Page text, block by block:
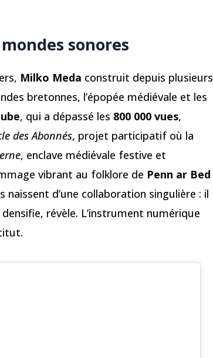
sonores
Milko Meda construit depuis plusieurs
bretonnes, l’épopée médiévale et les
, qui a dépassé les 800 000 vues,
des Abonnés, projet participatif où la
, enclave médiévale festive et
vibrant au folklore de Penn ar Bed
naissent d’une collaboration singulière : il
révèle. L’instrument numérique